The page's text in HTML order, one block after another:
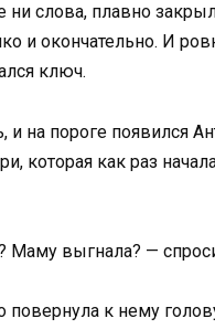
ни слова, плавно
и окончательно. И
ключ.
и на пороге появился
которая как раз
Маму выгнала? —
повернула к нему